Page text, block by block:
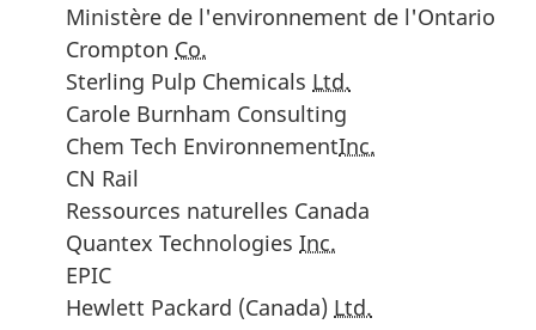
Ministère de l'environnement de l'Ontario
Crompton Co.
Sterling Pulp Chemicals Ltd.
Carole Burnham Consulting
Chem Tech EnvironnementInc.
CN Rail
Ressources naturelles Canada
Quantex Technologies Inc.
EPIC
Hewlett Packard (Canada) Ltd.